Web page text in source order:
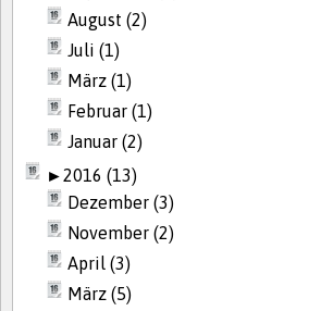
August (2)
Juli (1)
März (1)
Februar (1)
Januar (2)
►2016 (13)
Dezember (3)
November (2)
April (3)
März (5)